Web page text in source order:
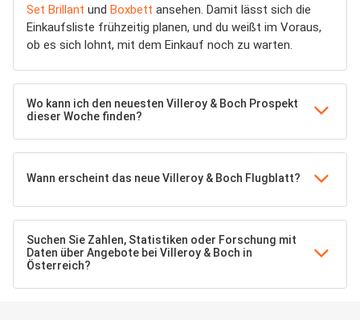
Set Brillant und Boxbett ansehen. Damit lässt sich die
Einkaufsliste frühzeitig planen, und du weißt im Voraus,
ob es sich lohnt, mit dem Einkauf noch zu warten.
Wo kann ich den neuesten Villeroy & Boch Prospekt
dieser Woche finden?
Wann erscheint das neue Villeroy & Boch Flugblatt?
Suchen Sie Zahlen, Statistiken oder Forschung mit
Daten über Angebote bei Villeroy & Boch in
Österreich?